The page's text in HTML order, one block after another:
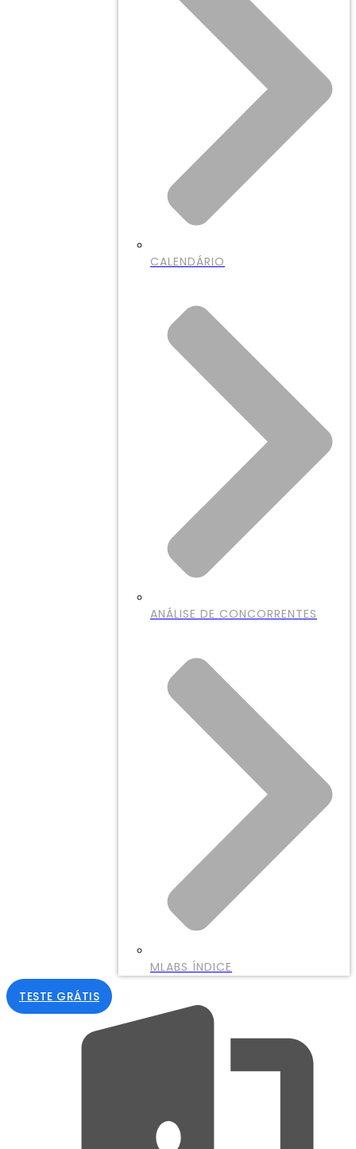
CALENDÁRIO
ANÁLISE DE CONCORRENTES
MLABS ÍNDICE
TESTE GRÁTIS